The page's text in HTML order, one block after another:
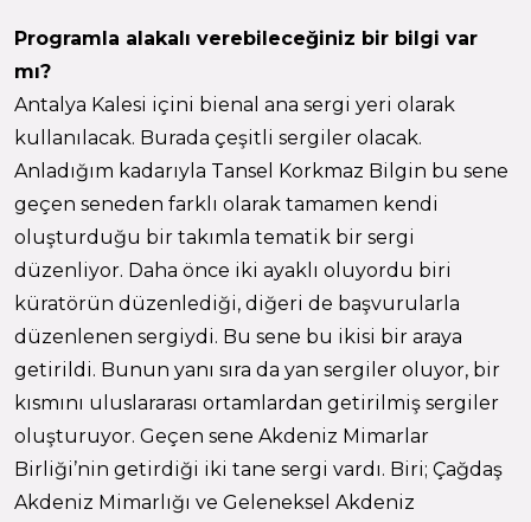
Programla alakalı verebileceğiniz bir bilgi var
mı?
Antalya Kalesi içini bienal ana sergi yeri olarak
kullanılacak. Burada çeşitli sergiler olacak.
Anladığım kadarıyla Tansel Korkmaz Bilgin bu sene
geçen seneden farklı olarak tamamen kendi
oluşturduğu bir takımla tematik bir sergi
düzenliyor. Daha önce iki ayaklı oluyordu biri
küratörün düzenlediği, diğeri de başvurularla
düzenlenen sergiydi. Bu sene bu ikisi bir araya
getirildi. Bunun yanı sıra da yan sergiler oluyor, bir
kısmını uluslararası ortamlardan getirilmiş sergiler
oluşturuyor. Geçen sene Akdeniz Mimarlar
Birliği’nin getirdiği iki tane sergi vardı. Biri; Çağdaş
Akdeniz Mimarlığı ve Geleneksel Akdeniz